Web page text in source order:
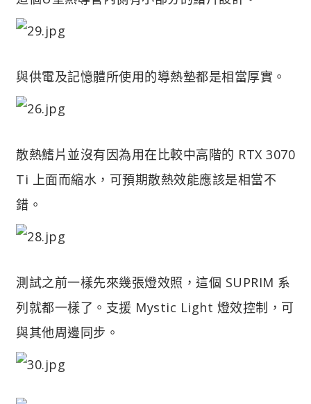
與供電及記憶體所使用的導熱墊都是相當厚實。
散熱鰭片並沒有因為用在比較中高階的 RTX 3070
Ti 上面而縮水，可預期散熱效能應該是相當不
錯。
測試之前一樣先來幾張燈效照，這個 SUPRIM 系
列就都一樣了。支援 Mystic Light 燈效控制，可
與其他周邊同步。